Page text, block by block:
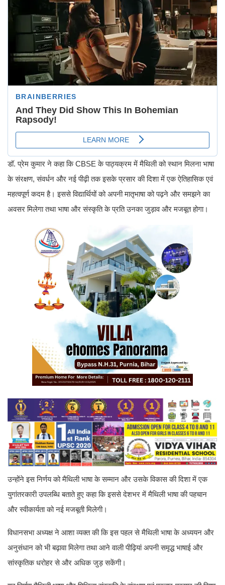
डॉ. प्रेम कुमार ने कहा कि CBSE के पाठ्यक्रम में मैथिली को स्थान मिलना भाषा
के संरक्षण, संवर्धन और नई पीढ़ी तक इसके प्रसार की दिशा में एक ऐतिहासिक एवं
महत्वपूर्ण कदम है। इससे विद्यार्थियों को अपनी मातृभाषा को पढ़ने और समझने का
अवसर मिलेगा तथा भाषा और संस्कृति के प्रति उनका जुड़ाव और मजबूत होगा।
उन्होंने इस निर्णय को मैथिली भाषा के सम्मान और उसके विकास की दिशा में एक
युगांतरकारी उपलब्धि बताते हुए कहा कि इससे देशभर में मैथिली भाषा की पहचान
और स्वीकार्यता को नई मजबूती मिलेगी।
विधानसभा अध्यक्ष ने आशा व्यक्त की कि इस पहल से मैथिली भाषा के अध्ययन और
अनुसंधान को भी बढ़ावा मिलेगा तथा आने वाली पीढ़ियां अपनी समृद्ध भाषाई और
सांस्कृतिक धरोहर से और अधिक जुड़ सकेंगी।